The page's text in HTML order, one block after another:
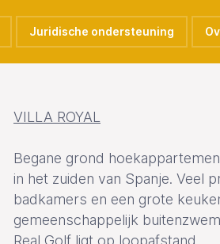
Juridische ondersteuning
VILLA ROYAL
Begane grond
in het zuiden van Spanje. Veel
badkamers en een grote
gemeenschappelijk
Real Golf ligt op loopafstand.